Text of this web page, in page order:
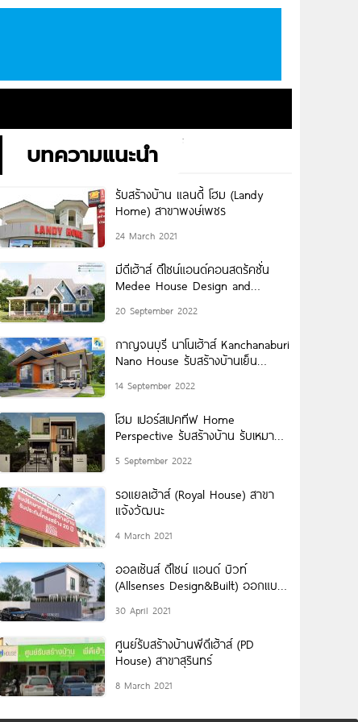
บทความแนะนำ
รับสร้างบ้าน แลนดี้ โฮม (Landy
Home) สาขาพงษ์เพชร
24 March 2021
มีดีเฮ้าส์ ดีไซน์แอนด์คอนสตรัคชั่น
Medee House Design and
20 September 2022
กาญจนบุรี นาโนเฮ้าส์ Kanchanaburi
Nano House รับสร้างบ้านเย็น
14 September 2022
โฮม เปอร์สเปคทีฟ Home
Perspective รับสร้างบ้าน รับเหมา
5 September 2022
รอแยลเฮ้าส์ (Royal House) สาขา
แจ้งวัฒนะ
4 March 2021
ออลเซ้นส์ ดีไซน์ แอนด์ บิวท์
(Allsenses Design&Built) ออกแบบ
วงจร
30 April 2021
ศูนย์รับสร้างบ้านพีดีเฮ้าส์ (PD
House) สาขาสุรินทร์
8 March 2021